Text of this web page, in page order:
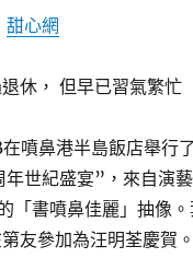
甜心網
， 但早已習氣繁忙
鼻港半島飯店舉行
年世紀盛宴”，來自演
「書噴鼻佳麗」抽像
友參加為汪明荃慶賀